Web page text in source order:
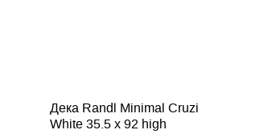
Дека Randl Minimal Cruzi
White 35.5 x 92 high